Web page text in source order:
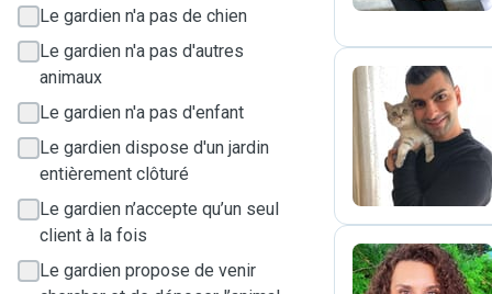
Le gardien n'a pas de chien
Le gardien n'a pas d'autres
animaux
Le gardien n'a pas d'enfant
Le gardien dispose d'un jardin
entièrement clôturé
Le gardien n’accepte qu’un seul
client à la fois
Le gardien propose de venir
E